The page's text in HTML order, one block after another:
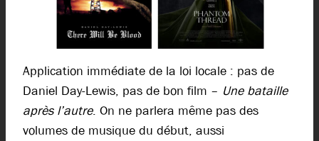
Application immédiate de la loi locale : pas de
Daniel Day-Lewis, pas de bon film – Une bataille
après l’autre. On ne parlera même pas des
volumes de musique du début, aussi